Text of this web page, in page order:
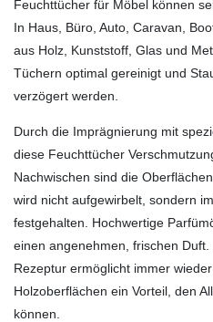
Feuchttücher für Möbel können
In Haus, Büro, Auto, Caravan,
aus Holz, Kunststoff, Glas und
Tüchern optimal gereinigt und
verzögert werden.
Durch die Imprägnierung mit
diese Feuchttücher
Nachwischen sind die
wird nicht aufgewirbelt, sondern
festgehalten. Hochwertige
einen angenehmen, frischen
Rezeptur ermöglicht immer
Holzoberflächen ein Vorteil, den
können.